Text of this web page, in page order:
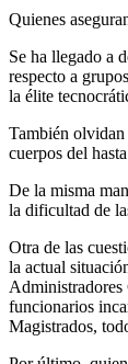
Quienes
Se ha llegado a
respecto a
la élite
También
cuerpos del
De la misma
la dificultad de
Otra de las
la actual
Administradores
funcionarios
Magistrados,